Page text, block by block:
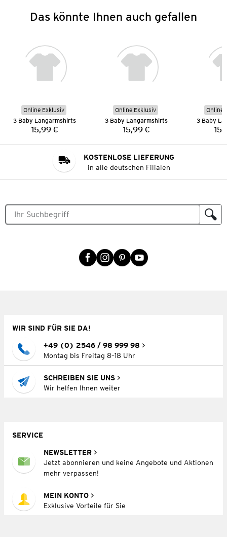
Das könnte Ihnen auch gefallen
Online Exklusiv
3 Baby Langarmshirts
Preis:
15,99 €
Online Exklusiv
3 Baby Langarmshirts
Preis:
15,99 €
Online
3 Baby
KOSTENLOSE LIEFERUNG
in alle deutschen Filialen
WIR SIND FÜR SIE DA!
+49 (0) 2546 / 98 999 98
Montag bis Freitag 8–18 Uhr
SCHREIBEN SIE UNS
Wir helfen Ihnen weiter
SERVICE
NEWSLETTER
Jetzt abonnieren und keine Angebote und Aktionen
mehr verpassen!
MEIN KONTO
Exklusive Vorteile für Sie